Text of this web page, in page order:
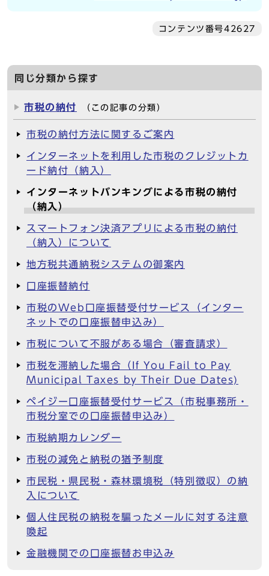
コンテンツ番号42627
同じ分類から探す
市税の納付 （この記事の分類）
市税の納付方法に関するご案内
インターネットを利用した市税のクレジットカ
ード納付（納入）
インターネットバンキングによる市税の納付
（納入）
スマートフォン決済アプリによる市税の納付
（納入）について
地方税共通納税システムの御案内
口座振替納付
市税のWeb口座振替受付サービス（インター
ネットでの口座振替申込み）
市税について不服がある場合（審査請求）
市税を滞納した場合（If You Fail to Pay
Municipal Taxes by Their Due Dates)
ペイジー口座振替受付サービス（市税事務所・
市税分室での口座振替申込み）
市税納期カレンダー
市税の減免と納税の猶予制度
市民税・県民税・森林環境税（特別徴収）の納
入について
個人住民税の納税を騙ったメールに対する注意
喚起
金融機関での口座振替お申込み